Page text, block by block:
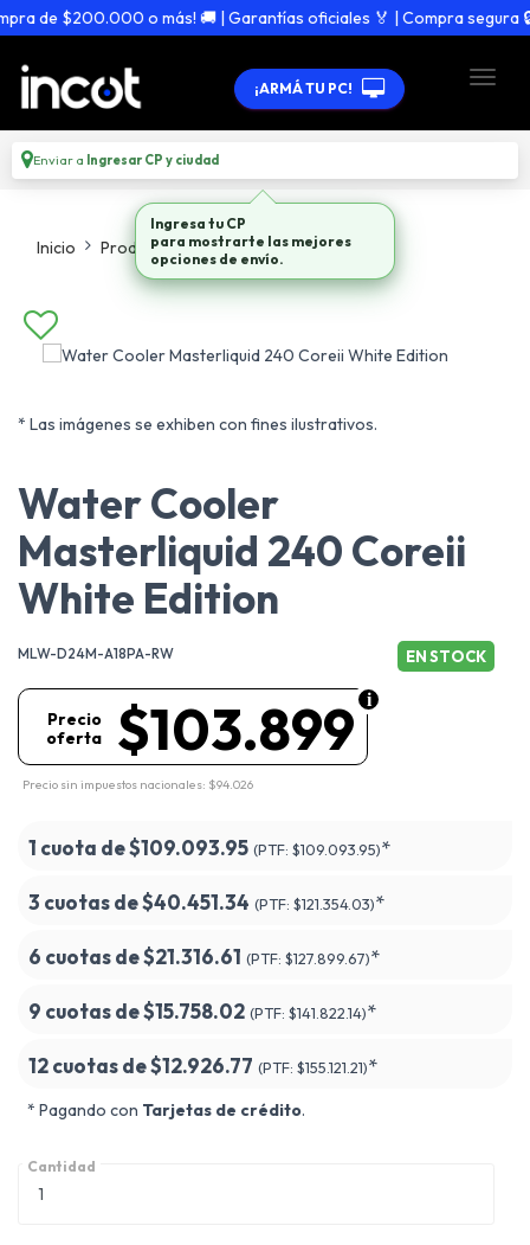
de $200.000 o más! 🚚 | Garantías oficiales 🏅 | Compra segura 🔒
¡ARMÁ TU PC!
Enviar a Ingresar CP y ciudad
Inicio Productos Cooler Refrigeracion
* Las imágenes se exhiben con fines ilustrativos.
Water Cooler
Masterliquid 240 Coreii
White Edition
MLW-D24M-A18PA-RW EN STOCK
$103.899
Precio
oferta
Precio sin impuestos nacionales: $94.026
1 cuota de$109.093.95 (PTF: $109.093.95)*
3 cuotas de$40.451.34 (PTF: $121.354.03)*
6 cuotas de$21.316.61 (PTF: $127.899.67)*
9 cuotas de$15.758.02 (PTF: $141.822.14)*
12 cuotas de$12.926.77 (PTF: $155.121.21)*
* Pagando con Tarjetas de crédito.
Cantidad
Ingresa tu CP
para mostrarte las mejores
opciones de envío.